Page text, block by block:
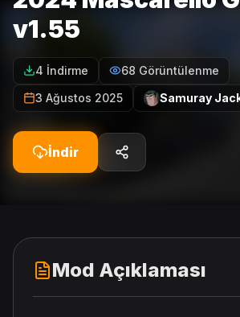
v1.55
4 İndirme
68 Görüntülenme
3 Ağustos 2025
Samuray
İndir
Mod Açıklaması